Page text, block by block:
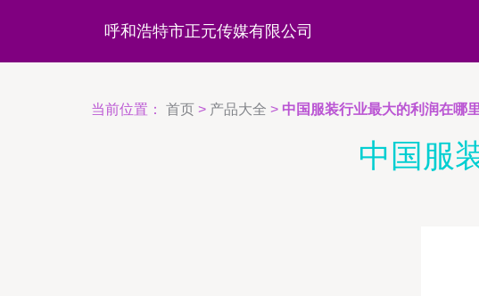
呼和浩特市正元传媒有限公司
当前位置： 首页 > 产品大全 > 中国服装行业最大的利润在哪
中国服